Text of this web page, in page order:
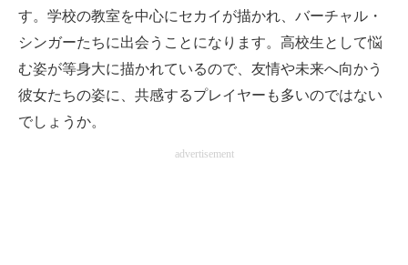
す。学校の教室を中心にセカイが描かれ、バーチャル・
シンガーたちに出会うことになります。高校生として悩
む姿が等身大に描かれているので、友情や未来へ向かう
彼女たちの姿に、共感するプレイヤーも多いのではない
でしょうか。
advertisement